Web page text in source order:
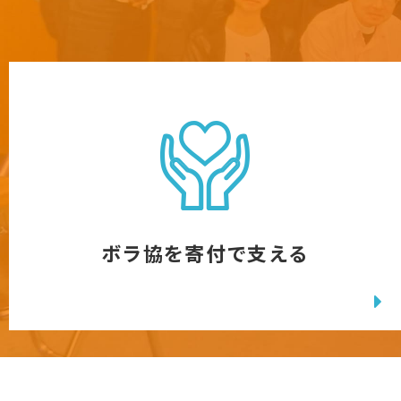
ボラ協を寄付で支える